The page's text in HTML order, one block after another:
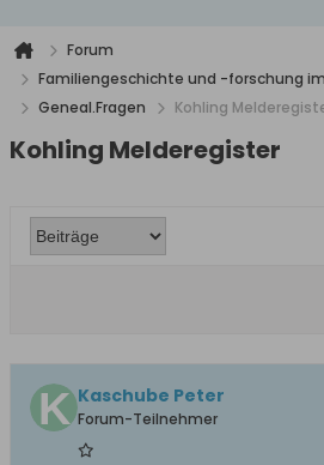
Forum
Familiengeschichte und -forschung
Geneal.Fragen
Kohling
Kohling Melderegister
Kaschube Peter
Forum-Teilnehmer